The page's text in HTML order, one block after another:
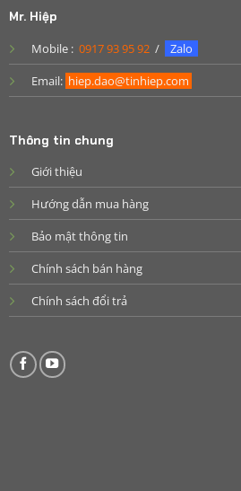
Mr. Hiệp
Mobile : 0917 93 95 92/
Zalo
Email: hiep.dao@tinhiep.com
Thông tin chung
Giới thiệu
Hướng dẫn mua hàng
Bảo mật thông tin
Chính sách bán hàng
Chính sách đổi trả